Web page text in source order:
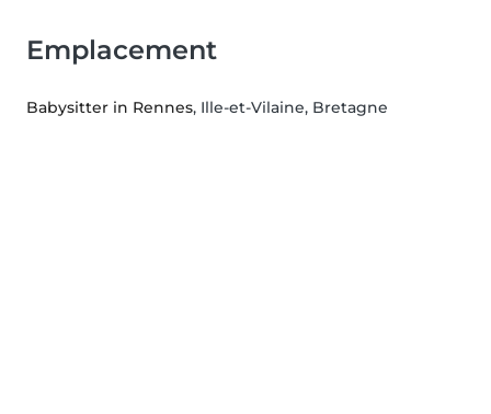
Emplacement
Babysitter in Rennes, Ille-et-Vilaine, Bretagne